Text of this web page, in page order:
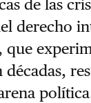
de las
derecho